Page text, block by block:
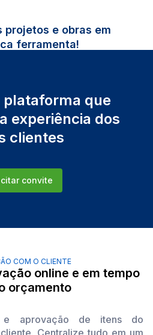
projetos e obras em
ferramenta!
plataforma que
experiência dos
clientes
convite
COM O CLIENTE
online e em tempo
orçamento
e aprovação de itens do